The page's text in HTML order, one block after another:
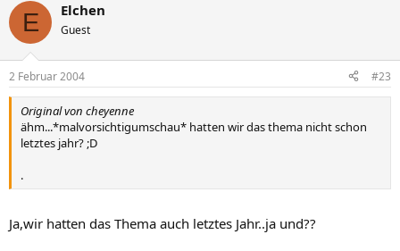
E Elchen
Guest
2 Februar 2004 #23
Original von cheyenne
ähm...*malvorsichtigumschau* hatten wir das thema nicht schon
letztes jahr? ;D
.
Ja,wir hatten das Thema auch letztes Jahr..ja und??